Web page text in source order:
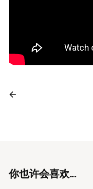
你也许会喜欢...